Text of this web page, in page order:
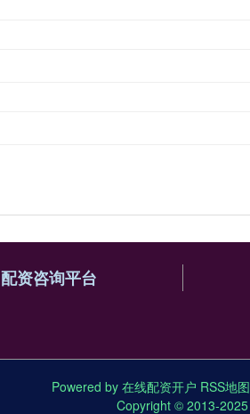
配资咨询平台
Powered by 在线配资开户 RSS地图
Copyright © 2013-2025